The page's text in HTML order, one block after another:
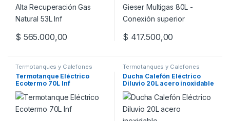
$ 565.000,00
Este producto tiene múltiples variantes. Las opciones se
$ 417.500,00
Termotanques y Calefones
Termotanque Eléctrico
Ecotermo 70L Inf
Termotanques y Calefones
Ducha Calefón Eléctrico
Diluvio 20L acero inoxidable